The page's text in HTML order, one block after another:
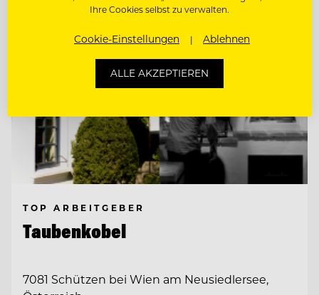
TOP ARBEITGEBER
Taubenkobel
7081 Schützen bei Wien am Neusiedlersee,
Ihre Cookies selbst zu verwalten.
Cookie-Einstellungen Ablehnen
ALLE AKZEPTIEREN